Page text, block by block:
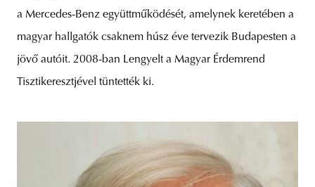
a Mercedes-Benz együttműködését, amelynek keretében a
magyar hallgatók csaknem húsz éve tervezik Budapesten a
jövő autóit. 2008-ban Lengyelt a Magyar Érdemrend
Tisztikeresztjével tüntették ki.